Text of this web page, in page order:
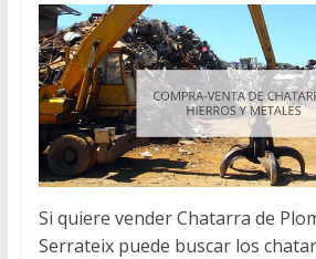
Si quiere vender Chatarra de
Serrateix puede buscar los